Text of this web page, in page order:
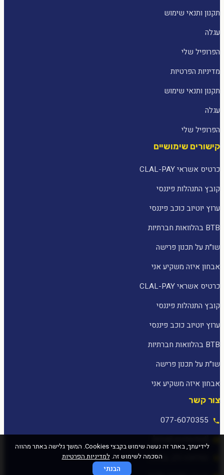
תקנון ותנאי שימוש
עגלה
הפרופיל שלי
מדיניות הפרטיות
תקנון ותנאי שימוש
עגלה
הפרופיל שלי
קישורים שימושיים
כרטיס אשראי CLAL-PAY
קובץ התנהלות פיננסי
ערוץ יוטיוב כוכב פיננסי
BTB בהלוואות חברתיות
שו״ת על תכנון פרישה
אבחון איזה משקיע אני
כרטיס אשראי CLAL-PAY
קובץ התנהלות פיננסי
ערוץ יוטיוב כוכב פיננסי
BTB בהלוואות חברתיות
שו״ת על תכנון פרישה
אבחון איזה משקיע אני
צור קשר
077-6070355
לידיעתך, באתר זה נעשה שימוש בקבצי Cookies. המשך גלישה באתר מהווה
הסכמה לשימוש זה.למדיניות הפרטיות
הבנתי